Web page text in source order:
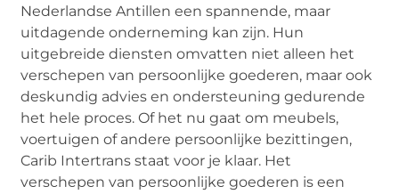
Nederlandse Antillen een spannende, maar
uitdagende onderneming kan zijn. Hun
uitgebreide diensten omvatten niet alleen het
verschepen van persoonlijke goederen, maar ook
deskundig advies en ondersteuning gedurende
het hele proces. Of het nu gaat om meubels,
voertuigen of andere persoonlijke bezittingen,
Carib Intertrans staat voor je klaar. Het
verschepen van persoonlijke goederen is een